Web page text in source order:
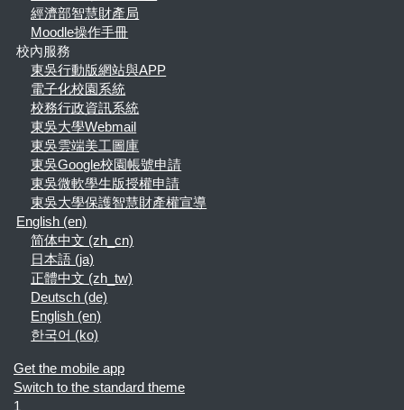
經濟部智慧財產局
Moodle操作手冊
校內服務
東吳行動版網站與APP
電子化校園系統
校務行政資訊系統
東吳大學Webmail
東吳雲端美工圖庫
東吳Google校園帳號申請
東吳微軟學生版授權申請
東吳大學保護智慧財產權宣導
English ‎(en)‎
简体中文 ‎(zh_cn)‎
日本語 ‎(ja)‎
正體中文 ‎(zh_tw)‎
Deutsch ‎(de)‎
English ‎(en)‎
한국어 ‎(ko)‎
Get the mobile app
Switch to the standard theme
1